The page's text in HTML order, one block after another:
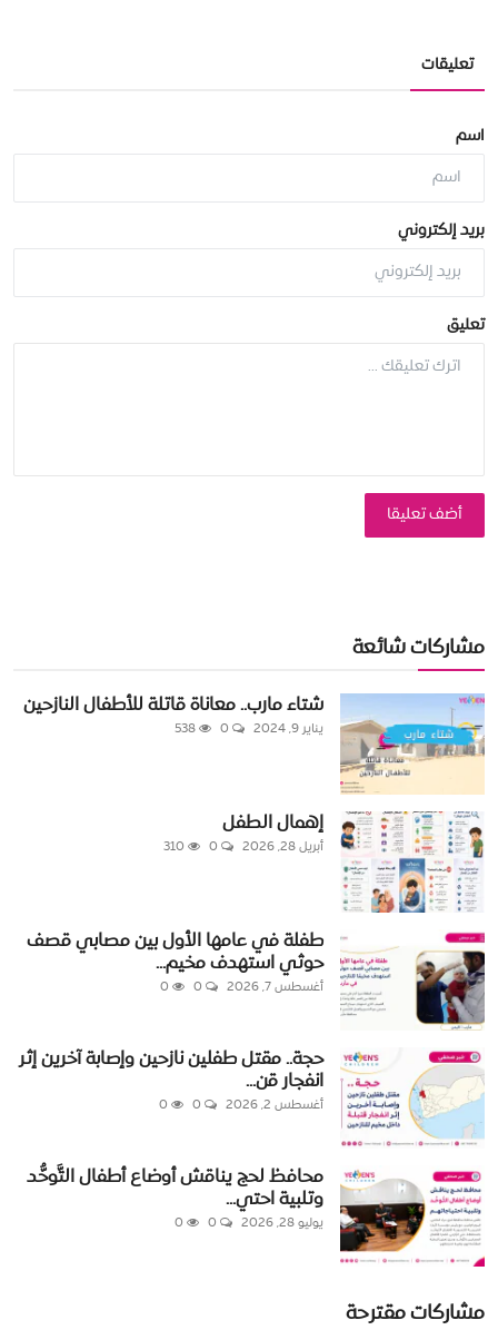
تعليقات
اسم
بريد إلكتروني
تعليق
أضف تعليقا
مشاركات شائعة
شتاء مارب.. معاناة قاتلة للأطفال النازحين
يناير 9, 2024
إهمال الطفل
أبريل 28, 2026
طفلة في عامها الأول بين مصابي قصف
حوثي استهدف مخيم...
أغسطس 7, 2026
حجة.. مقتل طفلين نازحين وإصابة آخرين إثر
انفجار قن...
أغسطس 2, 2026
محافظ لحج يناقش أوضاع أطفال التَّوحُّد
وتلبية احتي...
يوليو 28, 2026
مشاركات مقترحة